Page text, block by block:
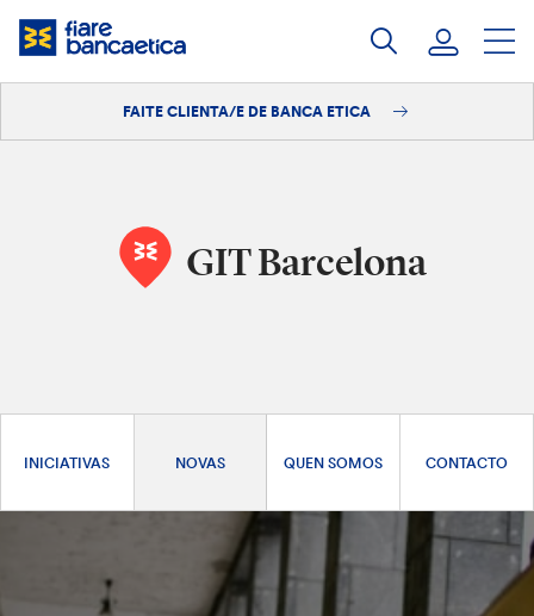
Saltar
FAITE CLIENTA/E DE BANCA ETICA
GIT Barcelona
INICIATIVAS NOVAS QUEN SOMOS CONTACTO